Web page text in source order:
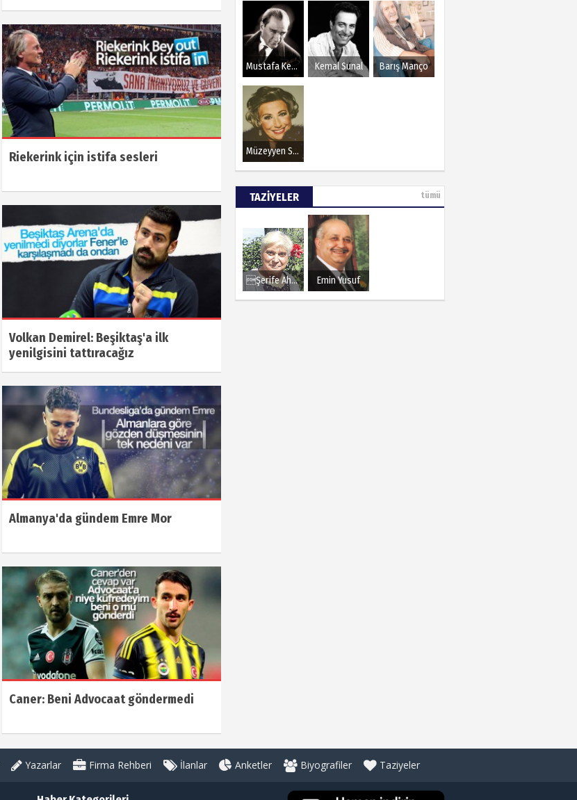
Riekerink için istifa sesleri
Volkan Demirel: Beşiktaş'a ilk
yenilgisini tattıracağız
Almanya'da gündem Emre Mor
Caner: Beni Advocaat göndermedi
Mustafa Kemal Atatürk Kemal Sunal Barış Manço
Müzeyyen Senar
TAZİYELER tümü
Şerife Ahmet Emin Yusuf
Yazarlar Firma Rehberi İlanlar Anketler Biyografiler Taziyeler